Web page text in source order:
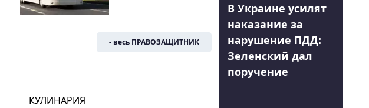
- весь ПРАВОЗАЩИТНИК
КУЛИНАРИЯ
В Украине усилят
наказание за
нарушение ПДД:
Зеленский дал
поручение